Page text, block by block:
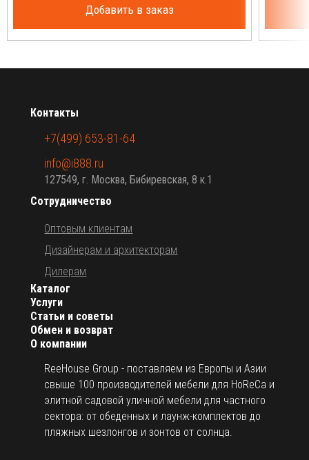
Добавить в заказ
О компании
ReeHouse Group - поставляем из Европы и Азии
свыше 100 производителей мебели для HoReCa и
элитной садовой уличной мебели для частного
сектора: от обеденных и лаунж-комплектов до
пляжных шезлонгов и зонтов от солнца.
Каталог
Услуги
Статьи и советы
Обмен и возврат
Сотрудничество
Оптовым клиентам
Дизайнерам и архитекторам
Дилерам
Контакты
+7(499) 653-81-64
info@i888.ru
127549, г. Москва, Бибиревская, 8 к.1